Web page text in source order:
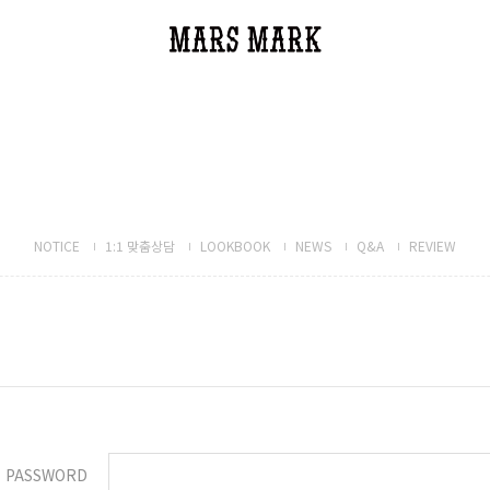
NOTICE 1:1 맞춤상담 LOOKBOOK NEWS Q&A REVIEW
PASSWORD